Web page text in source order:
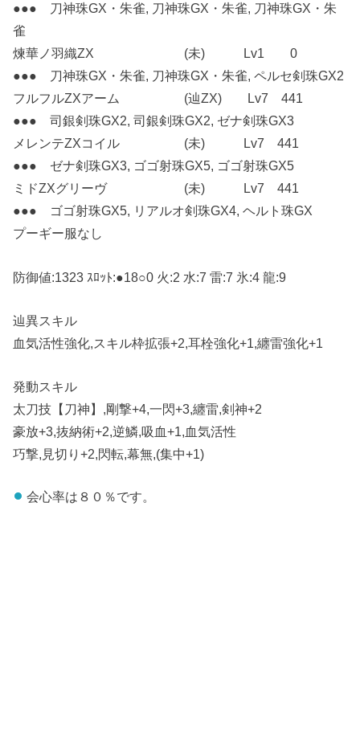
●●● 刀神珠GX・朱雀, 刀神珠GX・朱雀, 刀神珠GX・朱
雀
煉華ノ羽織ZX (未) Lv1 0
●●● 刀神珠GX・朱雀, 刀神珠GX・朱雀, ペルセ剣珠GX2
フルフルZXアーム (辿ZX) Lv7 441
●●● 司銀剣珠GX2, 司銀剣珠GX2, ゼナ剣珠GX3
メレンテZXコイル (未) Lv7 441
●●● ゼナ剣珠GX3, ゴゴ射珠GX5, ゴゴ射珠GX5
ミドZXグリーヴ (未) Lv7 441
●●● ゴゴ射珠GX5, リアルオ剣珠GX4, ヘルト珠GX
プーギー服なし
防御値:1323 ｽﾛｯﾄ:●18○0 火:2 水:7 雷:7 氷:4 龍:9
辿異スキル
血気活性強化,スキル枠拡張+2,耳栓強化+1,纏雷強化+1
発動スキル
太刀技【刀神】,剛撃+4,一閃+3,纏雷,剣神+2
豪放+3,抜納術+2,逆鱗,吸血+1,血気活性
巧撃,見切り+2,閃転,幕無,(集中+1)
会心率は８０％です。